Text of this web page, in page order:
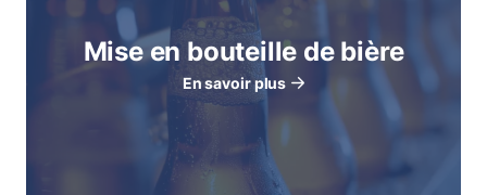
Mise en bouteille de bière
En savoir plus